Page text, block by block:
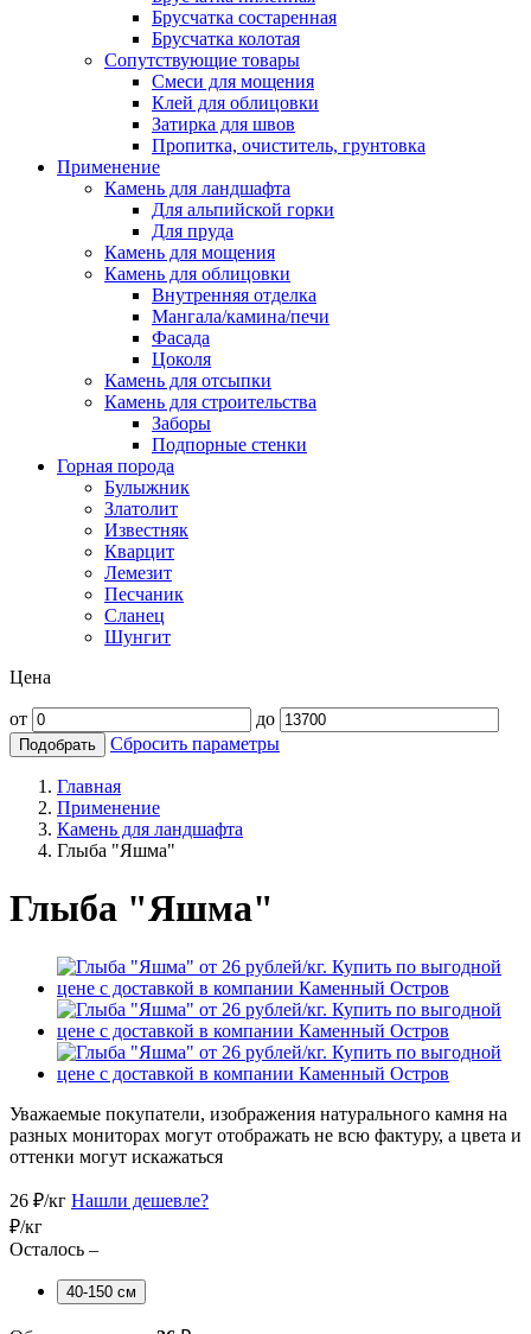
Брусчатка состаренная
Брусчатка колотая
Сопутствующие товары
Смеси для мощения
Клей для облицовки
Затирка для швов
Пропитка, очиститель, грунтовка
Применение
Камень для ландшафта
Для альпийской горки
Для пруда
Камень для мощения
Камень для облицовки
Внутренняя отделка
Мангала/камина/печи
Фасада
Цоколя
Камень для отсыпки
Камень для строительства
Заборы
Подпорные стенки
Горная порода
Булыжник
Златолит
Известняк
Кварцит
Лемезит
Песчаник
Сланец
Шунгит
Цена
от до
Подобрать Сбросить параметры
Главная
Применение
Камень для ландшафта
Глыба "Яшма"
Глыба "Яшма"
Уважаемые покупатели, изображения натурального камня на
разных мониторах могут отображать не всю фактуру, а цвета и
оттенки могут искажаться
26 ₽/кг Нашли дешевле?
₽/кг
Осталось –
40-150 см